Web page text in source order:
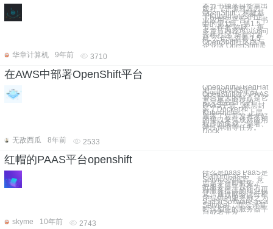
本节书摘来自华章出
版社《开源容器云
OpenShift：构建基
于Kubernetes的企
业应用云平台》一书
中的第1章，第1.5
节，作者 陈耿 ，更
多章节内容可以访问
云栖社区“华章计算
机”公众号查看 1.5
OpenShift社区版与
企业版 OpenShift是
华章计算机
9年前 3710
在AWS中部署OpenShift平台
OpenShift是RedHat
出品的PAAS平台。
OpenShift做为PAAS
平台最大的特点是它
是完全容器化的
PAAS平台，底层封
装了Docker和
Kubernetes，上层
暴露了对开发者友好
的接口来完成对应用
程序的集成、部署、
弹性伸缩等任务。
Dock
无敌西瓜
8年前 2533
红帽的PAAS平台openshift
什么是paas PaaS是
Platform-as-a-
Service的缩写，意
思是平台即服务。
把服务器平台作为一
种服务提供的商业模
式。通过网络进行程
序提供的服务称之为
SaaS(Software as a
Service)，而云计算
时代相应的服务器平
台或者开发
skyme
10年前 2743